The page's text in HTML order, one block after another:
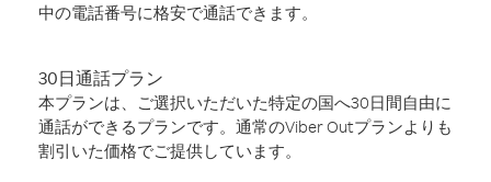
中の電話番号に格安で通話できます。
30日通話プラン
本プランは、ご選択いただいた特定の国へ30日間自由に
通話ができるプランです。通常のViber Outプランよりも
割引いた価格でご提供しています。